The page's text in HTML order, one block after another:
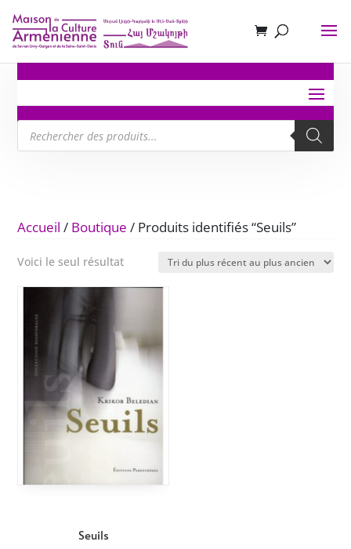
Recherche
de
produits
Accueil / Boutique / Produits identifiés “Seuils”
Voici le seul résultat
Seuils